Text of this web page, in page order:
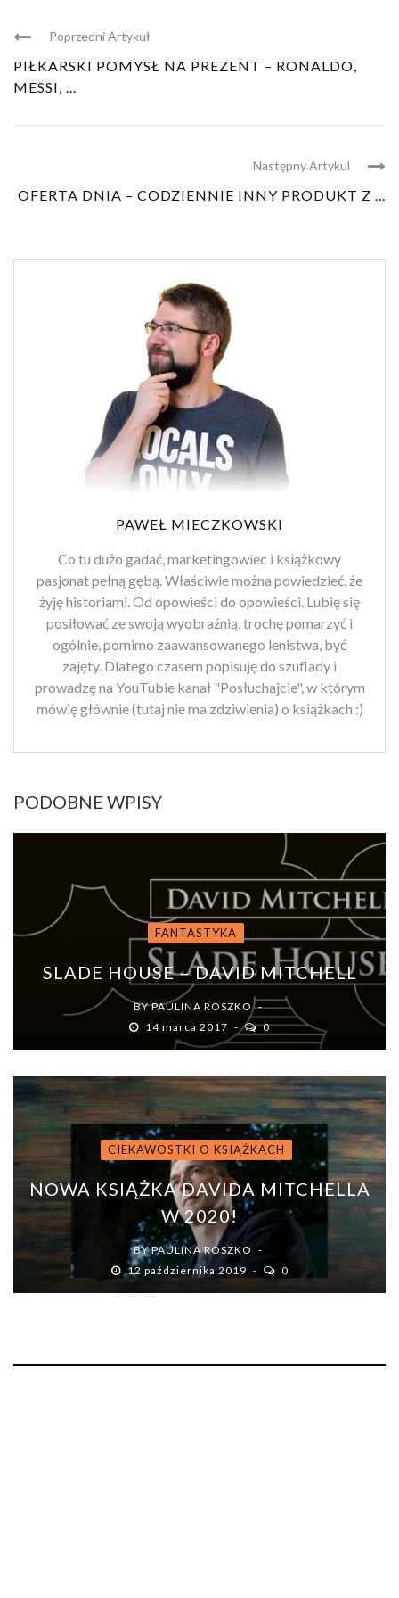
Poprzedni Artykuł
PIŁKARSKI POMYSŁ NA PREZENT – RONALDO,
MESSI, ...
Następny Artykul
OFERTA DNIA – CODZIENNIE INNY PRODUKT Z ...
PAWEŁ MIECZKOWSKI
Co tu dużo gadać, marketingowiec i książkowy
pasjonat pełną gębą. Właściwie można powiedzieć, że
żyję historiami. Od opowieści do opowieści. Lubię się
posiłować ze swoją wyobraźnią, trochę pomarzyć i
ogólnie, pomimo zaawansowanego lenistwa, być
zajęty. Dlatego czasem popisuję do szuflady i
prowadzę na YouTubie kanał "Posłuchajcie", w którym
mówię głównie (tutaj nie ma zdziwienia) o książkach :)
PODOBNE WPISY
FANTASTYKA
SLADE HOUSE – DAVID MITCHELL
BYPAULINA ROSZKO
14 marca 2017
0
CIEKAWOSTKI O KSIĄŻKACH
NOWA KSIĄŻKA DAVIDA MITCHELLA
W 2020!
BYPAULINA ROSZKO
12 października 2019
0